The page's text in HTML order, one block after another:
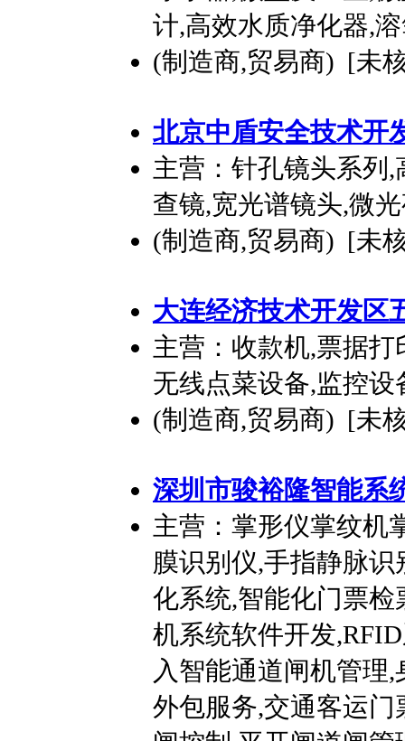
计,高效水质净化器,
(制造商,贸易商) [未
北京中盾安全技术开
主营：针孔镜头系列
查镜,宽光谱镜头,微
(制造商,贸易商) [未
大连经济技术开发区
主营：收款机,票据
无线点菜设备,监控设
(制造商,贸易商) [未
深圳市骏裕隆智能系
主营：掌形仪掌纹机
膜识别仪,手指静脉
化系统,智能化门票
机系统软件开发
入智能通道闸机管理
外包服务,交通客运